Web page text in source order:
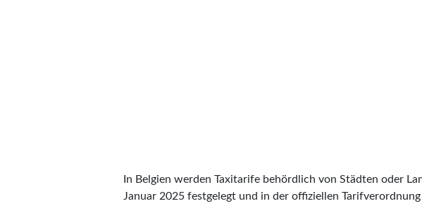
In Belgien werden Taxitarife behördlich von Städten oder
Januar 2025 festgelegt und in der offiziellen